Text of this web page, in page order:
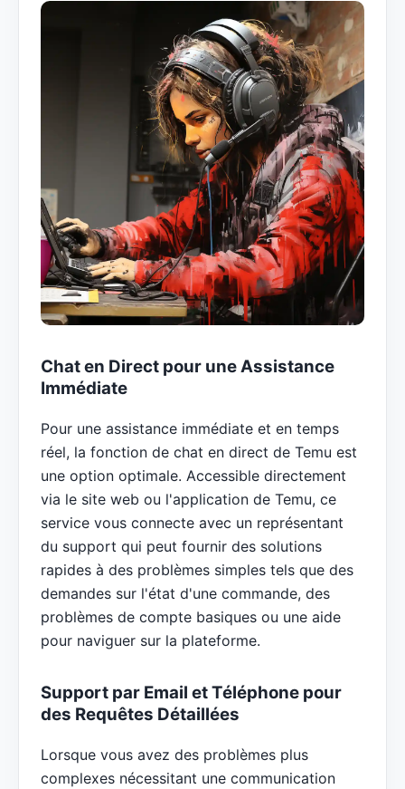
Chat en Direct pour une Assistance
Immédiate
Pour une assistance immédiate et en temps
réel, la fonction de chat en direct de Temu est
une option optimale. Accessible directement
via le site web ou l'application de Temu, ce
service vous connecte avec un représentant
du support qui peut fournir des solutions
rapides à des problèmes simples tels que des
demandes sur l'état d'une commande, des
problèmes de compte basiques ou une aide
pour naviguer sur la plateforme.
Support par Email et Téléphone pour
des Requêtes Détaillées
Lorsque vous avez des problèmes plus
complexes nécessitant une communication